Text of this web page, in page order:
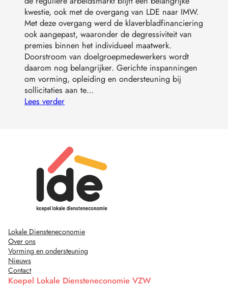
kwestie, ook met de overgang van LDE naar IMW.
Met deze overgang werd de klaverbladfinanciering
ook aangepast, waaronder de degressiviteit van
premies binnen het individueel maatwerk.
Doorstroom van doelgroepmedewerkers wordt
daarom nog belangrijker. Gerichte inspanningen
om vorming, opleiding en ondersteuning bij
sollicitaties aan te…
Lees verder
Lokale Diensteneconomie
Over ons
Vorming en ondersteuning
Nieuws
Contact
Koepel Lokale Diensteneconomie VZW